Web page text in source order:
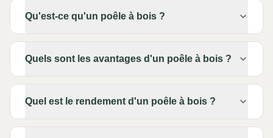
Qu'est-ce qu'un poêle à bois ?
Quels sont les avantages d'un poêle à bois ?
Quel est le rendement d'un poêle à bois ?